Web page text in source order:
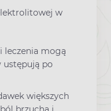
w
leczenia mogą
ustępują po
większych